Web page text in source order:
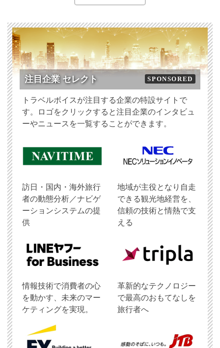
注目企業 セレクト SPONSORED
トラベルボイスが注目する企業の特設サイトで
す。ロゴをクリックすると注目企業のインタビュ
ーやニュースを一覧することができます。
訪日・国内・海外旅行
者の動態分析／ナビゲ
ーションシステムの提
供
地域が主役となり自走
できる観光地経営を、
信頼の技術と情熱で支
える
情報技術で消費者の心
を動かす、未来のマー
ケティングを実現。
革新的なテクノロジー
で最高のおもてなしを
旅行者へ